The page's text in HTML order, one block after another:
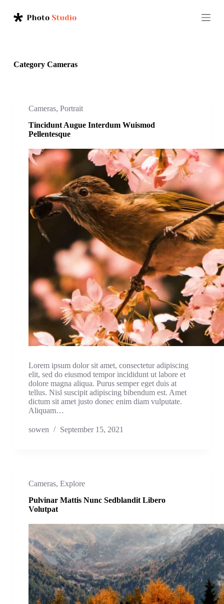
k
CategoryCameras
Cameras, Portrait
Tincidunt Augue Interdum Wuismod
Pellentesque
Lorem ipsum dolor sit amet, consectetur adipiscing
elit, sed do eiusmod tempor incididunt ut labore et
dolore magna aliqua. Purus semper eget duis at
tellus. Nisl suscipit adipiscing bibendum est. Amet
dictum sit amet justo donec enim diam vulputate.
Aliquam…
sowen September 15, 2021
Cameras, Explore
Pulvinar Mattis Nunc Sedblandit Libero
Volutpat